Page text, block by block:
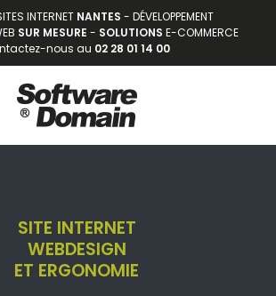
INTERNET NANTES - DÉVELOPPEMENT
SUR MESURE - SOLUTIONS E-COMMERCE
nous au 02 28 01 14 00
DE
SITE INTERNET
WEBDESIGN
ET ERGONOMIE